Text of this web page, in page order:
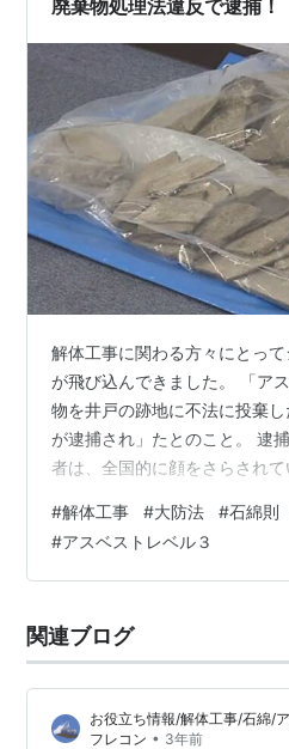
廃棄物処理法違反で逮捕
解体工事に関わる方々にとっ
が飛び込んできました。 「ア
物を井戸の跡地に不法に投棄
が逮捕され」たとのこと。 逮
者は、全国的に顔をさらされ
これまでももっと比較にならな
な事件が発生してきました。
とか悪いということではあり
廃棄物処理法違反の罰則は次の
棄物をみだりに投棄すると、
#解体工事 #大防法 #石綿則
#アスベストレベル３
関連ブログ
お役立ち情報/解体工事/石綿/
フレコン • 3年前